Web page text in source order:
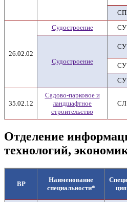
СП
26.02.02
Судостроение СУ
Судостроение
СУ
СУ
СУ
35.02.12
Садово-парковое и
ландшафтное
строительство
СЛ
Отделение
технологий,
ВР
Наименование
специальности*
ция